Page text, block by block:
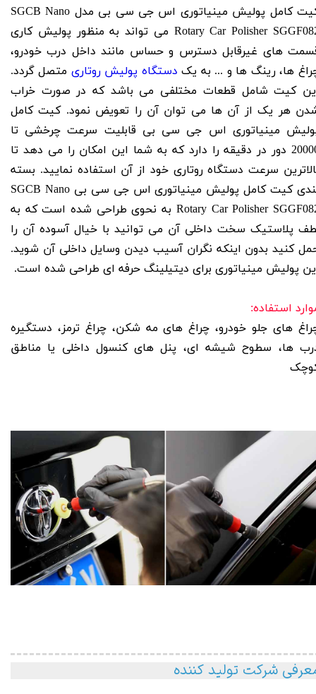
کامل پولیش مینیاتوری اس جی سی بی مدل SGCB Nano
Rotary Car Polisher SGGF082 می تواند به منظور پولیش کاری
های غیرقابل دسترس و حساس مانند داخل درب خودرو،
ها، رینگ ها و ... به یک دستگاه پولیش روتاری متصل گردد.
کیت شامل قطعات مختلفی می باشد که در صورت خراب
هر یک از آن ها می توان آن را تعویض نمود. کیت کامل
مینیاتوری اس جی سی بی قابلیت سرعت چرخشی تا
20000 دور در دقیقه را دارد که به شما این امکان را می دهد تا
سرعت دستگاه روتاری خود از آن استفاده نمایید. بسته
بندی کیت کامل پولیش مینیاتوری اس جی سی بی SGCB Nano
Rotary Car Polisher SGGF082 به نحوی طراحی شده است که به
پلاستیک سخت داخلی آن می توانید با خیال آسوده آن را
کنید بدون اینکه نگران آسیب دیدن وسایل داخلی آن شوید.
پولیش مینیاتوری برای دیتیلینگ حرفه ای طراحی شده است.
استفاده:
های جلو خودرو، چراغ های مه شکن، چراغ ترمز، دستگیره
ها، سطوح شیشه ای، پنل های کنسول داخلی یا مناطق
شرکت تولید کننده